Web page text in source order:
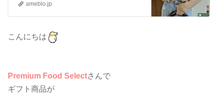
ameblo.jp
こんにちは
Premium Food Selectさんで
ギフト商品が